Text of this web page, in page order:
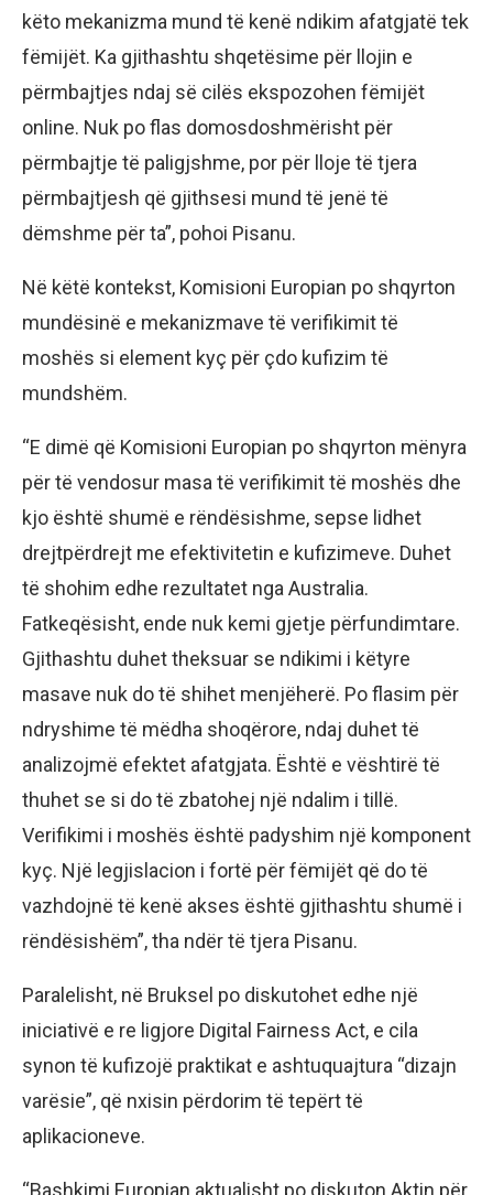
këto mekanizma mund të kenë ndikim afatgjatë tek
fëmijët. Ka gjithashtu shqetësime për llojin e
përmbajtjes ndaj së cilës ekspozohen fëmijët
online. Nuk po flas domosdoshmërisht për
përmbajtje të paligjshme, por për lloje të tjera
përmbajtjesh që gjithsesi mund të jenë të
dëmshme për ta”, pohoi Pisanu.
Në këtë kontekst, Komisioni Europian po shqyrton
mundësinë e mekanizmave të verifikimit të
moshës si element kyç për çdo kufizim të
mundshëm.
“E dimë që Komisioni Europian po shqyrton mënyra
për të vendosur masa të verifikimit të moshës dhe
kjo është shumë e rëndësishme, sepse lidhet
drejtpërdrejt me efektivitetin e kufizimeve. Duhet
të shohim edhe rezultatet nga Australia.
Fatkeqësisht, ende nuk kemi gjetje përfundimtare.
Gjithashtu duhet theksuar se ndikimi i këtyre
masave nuk do të shihet menjëherë. Po flasim për
ndryshime të mëdha shoqërore, ndaj duhet të
analizojmë efektet afatgjata. Është e vështirë të
thuhet se si do të zbatohej një ndalim i tillë.
Verifikimi i moshës është padyshim një komponent
kyç. Një legjislacion i fortë për fëmijët që do të
vazhdojnë të kenë akses është gjithashtu shumë i
rëndësishëm”, tha ndër të tjera Pisanu.
Paralelisht, në Bruksel po diskutohet edhe një
iniciativë e re ligjore Digital Fairness Act, e cila
synon të kufizojë praktikat e ashtuquajtura “dizajn
varësie”, që nxisin përdorim të tepërt të
aplikacioneve.
“Bashkimi Europian aktualisht po diskuton Aktin për